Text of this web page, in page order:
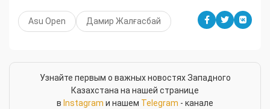
Asu Open Дамир Жалғасбай
Узнайте первым о важных новостях Западного
Казахстана на нашей странице
в Instagram и нашем Telegram - канале